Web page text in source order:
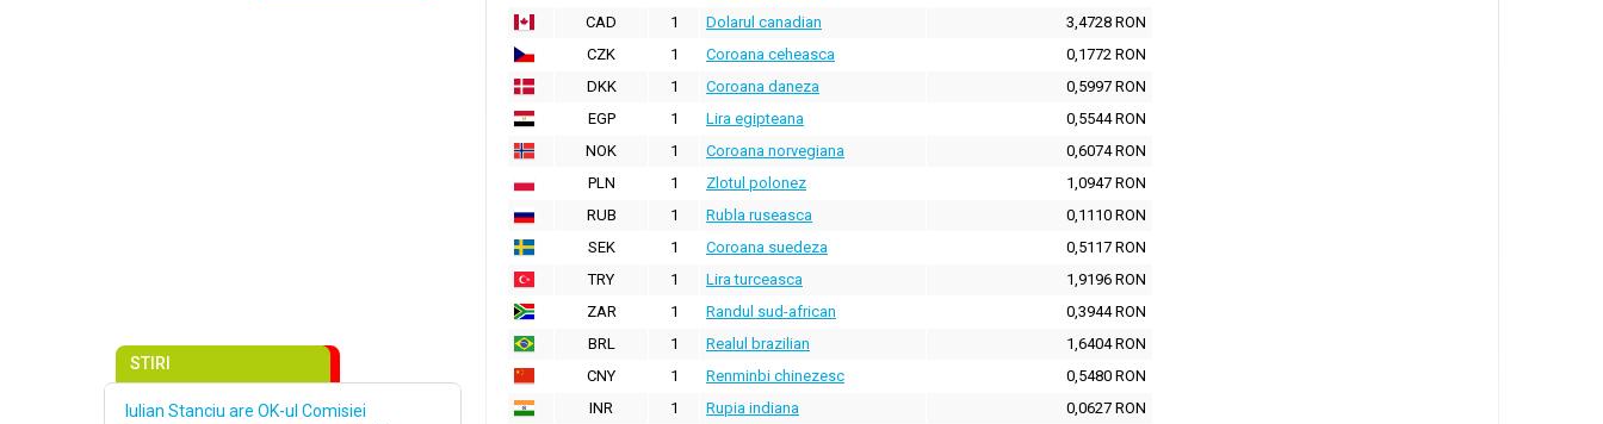
CAD
1 Dolarul canadian
3,4728 RON
CZK
1 Coroana ceheasca
0,1772 RON
DKK
1 Coroana daneza
0,5997 RON
EGP
1 Lira egipteana
0,5544 RON
NOK
1 Coroana norvegiana
0,6074 RON
PLN
1 Zlotul polonez
1,0947 RON
RUB
1 Rubla ruseasca
0,1110 RON
SEK
1 Coroana suedeza
0,5117 RON
TRY
1 Lira turceasca
1,9196 RON
ZAR
1 Randul sud-african
0,3944 RON
BRL
1 Realul brazilian
1,6404 RON
CNY
1 Renminbi chinezesc
0,5480 RON
INR
1 Rupia indiana
0,0627 RON
STIRI
Iulian Stanciu are OK-ul Comisiei